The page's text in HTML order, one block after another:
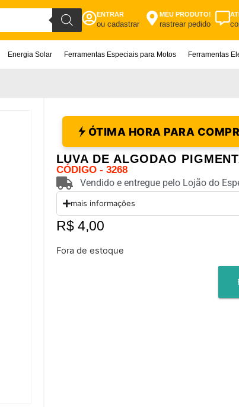
ENTRAR
ou cadastrar
MEU PRODUTO!
rastrear pedido
Energia Solar Ferramentas Especiais para Motos Ferramentas
ÓTIMA HORA PARA
LUVA DE ALGODAO
CÓDIGO - 3268
Vendido e entregue pelo Lojão do
mais informações
R$4,00
Fora de estoque